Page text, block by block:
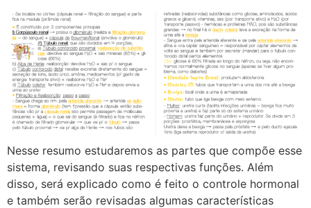
Nesse resumo estudaremos as partes que compõe esse
sistema, revisando suas respectivas funções. Além
disso, será explicado como é feito o controle hormonal
e também serão revisadas algumas características